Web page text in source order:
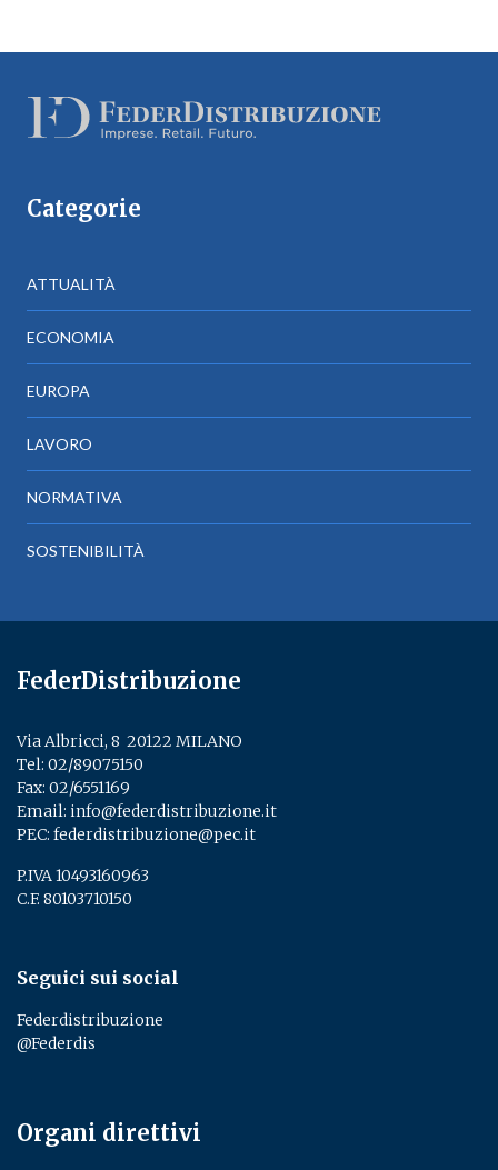
Categorie
ATTUALITÀ
ECONOMIA
EUROPA
LAVORO
NORMATIVA
SOSTENIBILITÀ
FederDistribuzione
Via Albricci, 8 ­ 20122 MILANO
Tel: 02/89075150
Fax: 02/6551169
Email: info@federdistribuzione.it
PEC: federdistribuzione@pec.it
P.IVA 10493160963
C.F. 80103710150
Seguici sui social
Federdistribuzione
@Federdis
Organi direttivi